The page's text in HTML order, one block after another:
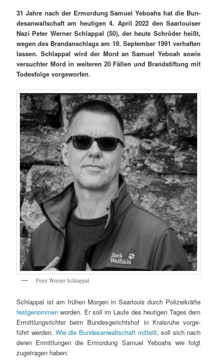
31 Jahre nach der Ermor­dung Samuel Yeboahs hat die Bun­
de­san­waltschaft am heuti­gen 4. April 2022 den Saar­louis­er
Nazi Peter Wern­er Schlap­pal (50), der heute Schröder heißt,
wegen des Bran­dan­schlags am 19. Sep­tem­ber 1991 ver­haften
lassen. Schlap­pal wird der Mord an Samuel Yeboah sowie
ver­suchter Mord in weit­eren 20 Fällen und Brand­s­tiftung mit
Todes­folge vorge­wor­fen.
Peter Wern­er Schlappal
Schlap­pal ist am frühen Mor­gen in Saar­louis durch Polizeikräfte
festgenom­men wor­den. Er soll im Laufe des heuti­gen Tages dem
Ermit­tlungsrichter beim Bun­des­gericht­shof in Kral­sruhe vorge­
führt wer­den. Wie die Bun­de­san­waltschaft mit­teilt, soll sich nach
deren Ermit­tlun­gen die Ermor­dung Samuel Yeboahs wie fol­gt
zuge­tra­gen haben: